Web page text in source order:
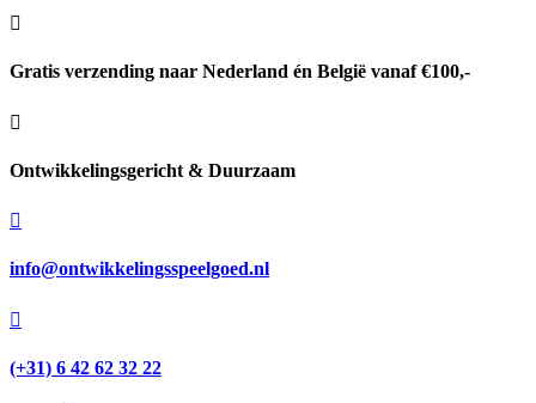

Gratis verzending naar Nederland én België vanaf €100,-

Ontwikkelingsgericht & Duurzaam

info@ontwikkelingsspeelgoed.nl

(+31) 6 42 62 32 22